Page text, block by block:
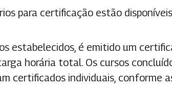
para certificação estão
estabelecidos, é emitido um
horária total. Os cursos
certificados individuais, conforme